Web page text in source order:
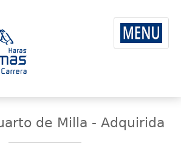
de Milla - Adquirida